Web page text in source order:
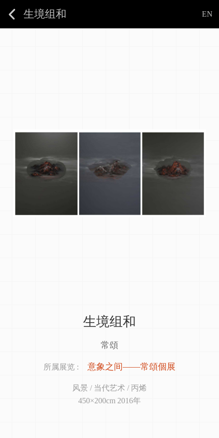
生境组和 EN
生境组和
常頌
所属展览 : 意象之间——常頌個展
风景 / 当代艺术 / 丙烯
450×200cm 2016年